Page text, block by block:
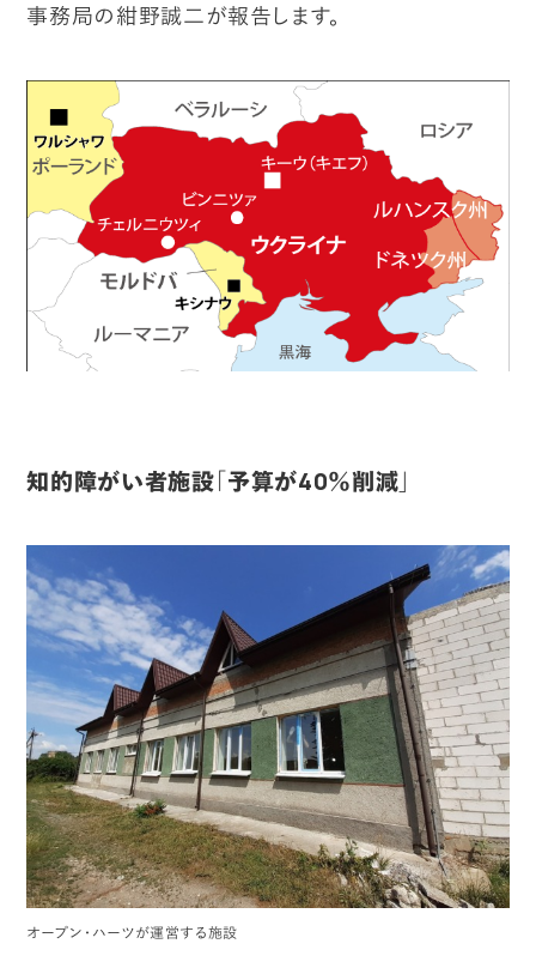
事務局の紺野誠二が報告します。
知的障がい者施設「予算が40％削減」
オープン・ハーツが運営する施設